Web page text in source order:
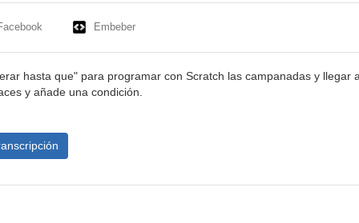
Embeber
hasta que" para programar con Scratch las campanadas y llegar
y añade una condición.